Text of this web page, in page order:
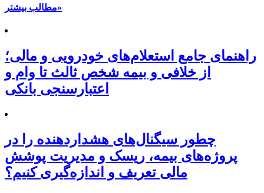
مطالب بیشتر»
راهنمای جامع استعلام‌های خودرویی و مالی؛
از خلافی و بیمه شخص ثالث تا وام و
اعتبارسنجی بانکی
چطور سیگنال‌های هشداردهنده را در
پروژه‌های بیمه، ریسک و مدیریت پوشش
مالی تعریف و اندازه‌گیری کنیم؟